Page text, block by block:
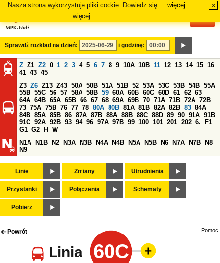
Nasza strona wykorzystuje pliki cookie. Dowiedz się
więcej.
więcej x
Sprawdź rozkład na dzień: i godzinę:
Z Z1 Z2 0 1 2 3 4 5 6 7 8 9 10A 10B 11 12 13 14 15 16
41 43 45
Z3 Z6 Z13 Z43 50A 50B 51A 51B 52 53A 53C 53B 54B 55A
55B 55C 56 57 58A 58B 59 60A 60B 60C 60D 61 62 63
64A 64B 65A 65B 66 67 68 69A 69B 70 71A 71B 72A 72B
73 75A 75B 76 77 78 80A 80B 81A 81B 82A 82B 83 84A
84B 85A 85B 86 87A 87B 88A 88B 88C 88D 89 90 91A 91B
91C 92A 92B 93 94 96 97A 97B 99 100 101 201 202 6.
F1
G1 G2 H
W
N1A
N1B N2 N3A N3B N4A N4B N5A N5B N6 N7A N7B
N8
N9
Linie Zmiany Utrudnienia
Przystanki Połączenia Schematy
Pobierz
Powrót
Linia 60C
Pomoc